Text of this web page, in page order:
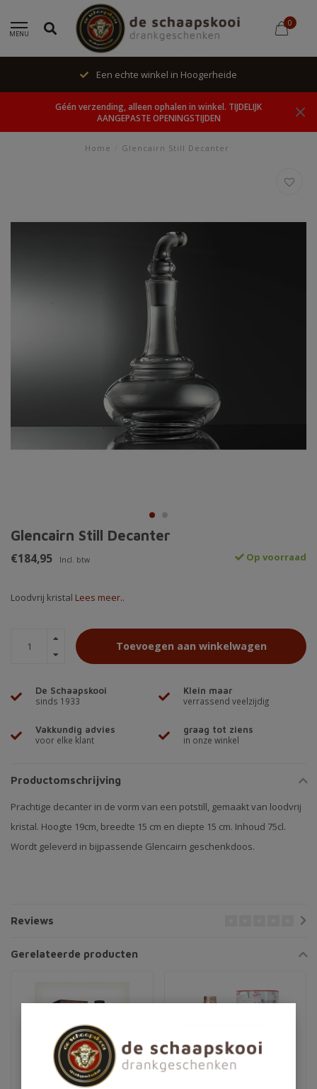
MENU
0
Een echte winkel in Hoogerheide
Géén verzending, alleen ophalen in winkel. TIJDELIJK
AANGEPASTE OPENINGSTIJDEN
Home Glencairn Still Decanter
Glencairn Still Decanter
€184,95 Incl. btw Op voorraad
Loodvrij kristal Lees meer..
Toevoegen aan winkelwagen
De Schaapskooi
sinds 1933
Klein maar
verrassend veelzijdig
Vakkundig advies
voor elke klant
graag tot ziens
in onze winkel
Productomschrijving
Prachtige decanter in de vorm van een potstill, gemaakt van loodvrij
kristal. Hoogte 19cm, breedte 15 cm en diepte 15 cm. Inhoud 75cl.
Wordt geleverd in bijpassende Glencairn geschenkdoos.
Reviews
Gerelateerde producten